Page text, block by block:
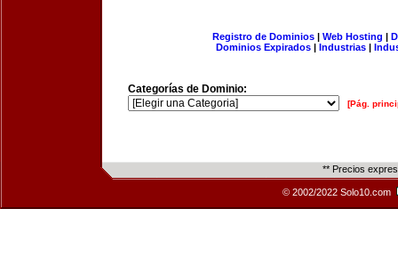
Registro de Dominios| Web Hosting |
Dominios Expirados | Industrias |
Categorías de Dominio:
[Pág.
** Precios
© 2002/2022 Solo10.com